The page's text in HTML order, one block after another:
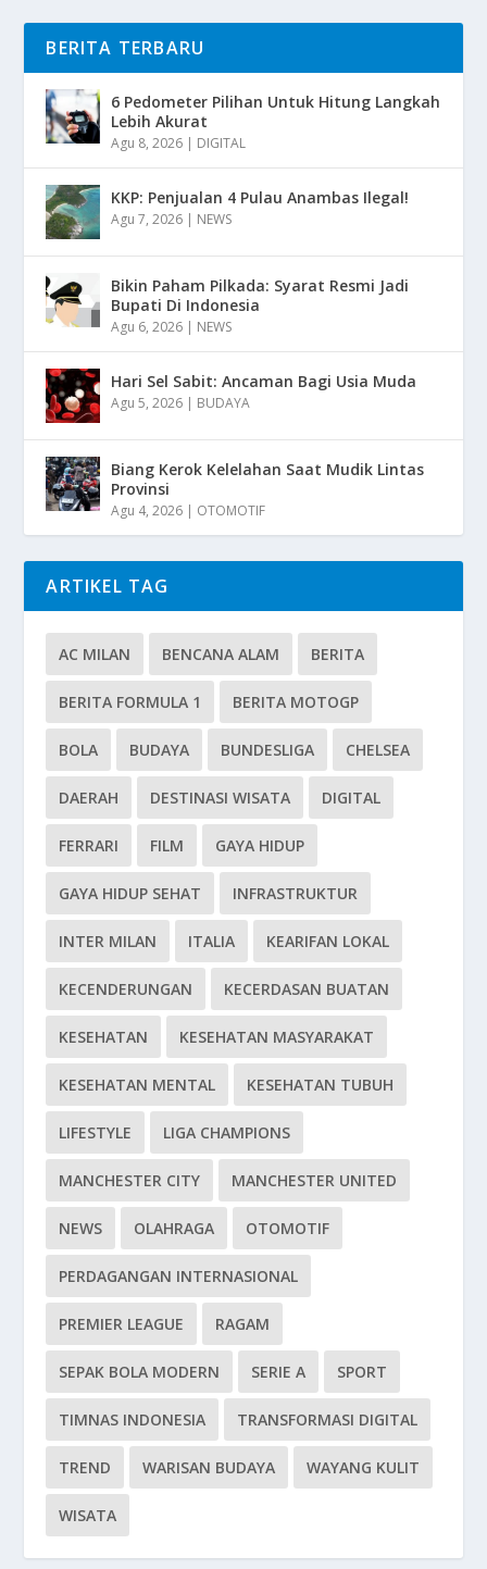
BERITA TERBARU
6 Pedometer Pilihan Untuk Hitung Langkah
Lebih Akurat
Agu 8, 2026 | DIGITAL
KKP: Penjualan 4 Pulau Anambas Ilegal!
Agu 7, 2026 | NEWS
Bikin Paham Pilkada: Syarat Resmi Jadi
Bupati Di Indonesia
Agu 6, 2026 | NEWS
Hari Sel Sabit: Ancaman Bagi Usia Muda
Agu 5, 2026 | BUDAYA
Biang Kerok Kelelahan Saat Mudik Lintas
Provinsi
Agu 4, 2026 | OTOMOTIF
ARTIKEL TAG
AC MILAN BENCANA ALAM BERITA
BERITA FORMULA 1 BERITA MOTOGP
BOLA BUDAYA BUNDESLIGA CHELSEA
DAERAH DESTINASI WISATA DIGITAL
FERRARI FILM GAYA HIDUP
GAYA HIDUP SEHAT INFRASTRUKTUR
INTER MILAN ITALIA KEARIFAN LOKAL
KECENDERUNGAN KECERDASAN BUATAN
KESEHATAN KESEHATAN MASYARAKAT
KESEHATAN MENTAL KESEHATAN TUBUH
LIFESTYLE LIGA CHAMPIONS
MANCHESTER CITY MANCHESTER UNITED
NEWS OLAHRAGA OTOMOTIF
PERDAGANGAN INTERNASIONAL
PREMIER LEAGUE RAGAM
SEPAK BOLA MODERN SERIE A SPORT
TIMNAS INDONESIA TRANSFORMASI DIGITAL
TREND WARISAN BUDAYA WAYANG KULIT
WISATA